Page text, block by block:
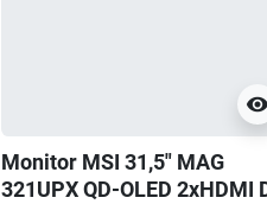
visibility
Monitor MSI 31,5" MAG
321UPX QD-OLED 2xHDMI